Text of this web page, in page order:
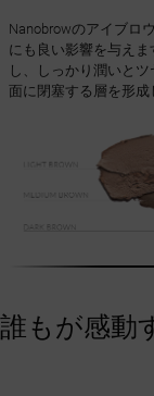
Nanobrowのアイブロ
にも良い影響を与えま
し、しっかり潤いとツ
面に閉塞する層を形成
誰もが感動